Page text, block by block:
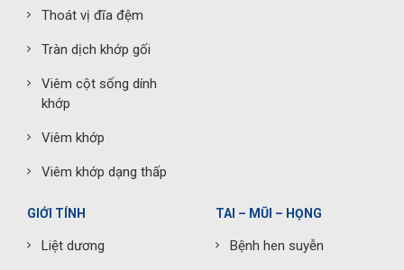
Thoát vị đĩa đệm
Tràn dịch khớp gối
Viêm cột sống dính
khớp
Viêm khớp
Viêm khớp dạng thấp
GIỚI TÍNH
Liệt dương
TAI – MŨI – HỌNG
Bệnh hen suyễn